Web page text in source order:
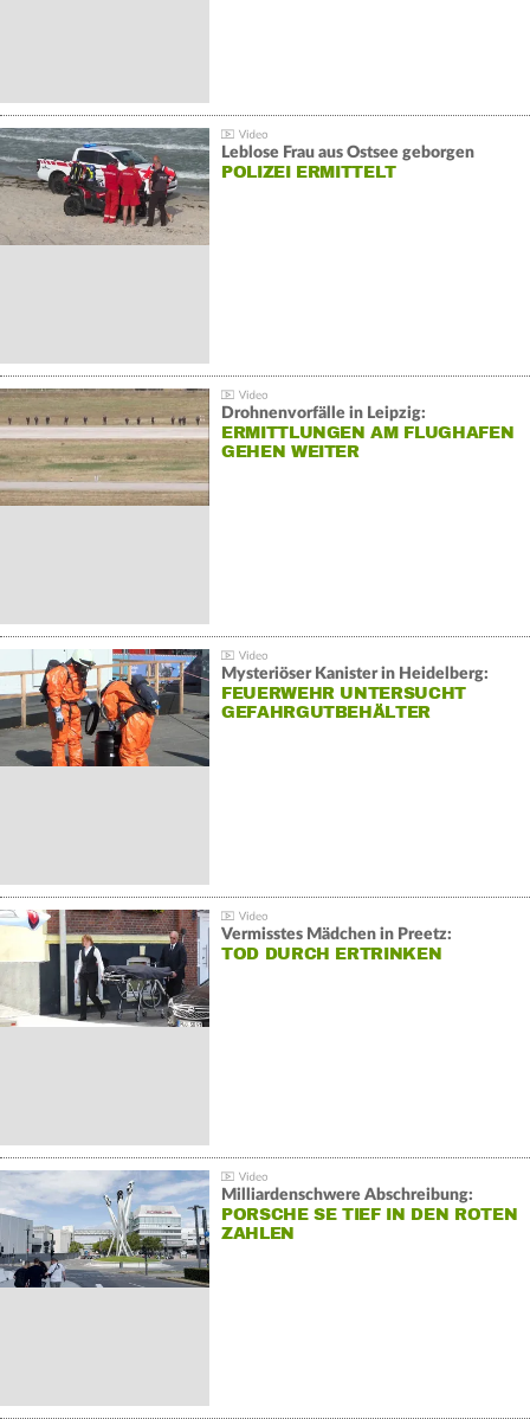
Leblose Frau aus Ostsee geborgen
POLIZEI ERMITTELT
Drohnenvorfälle in Leipzig:
ERMITTLUNGEN AM FLUGHAFEN
GEHEN WEITER
Mysteriöser Kanister in Heidelberg:
FEUERWEHR UNTERSUCHT
GEFAHRGUTBEHÄLTER
Vermisstes Mädchen in Preetz:
TOD DURCH ERTRINKEN
Milliardenschwere Abschreibung:
PORSCHE SE TIEF IN DEN ROTEN
ZAHLEN